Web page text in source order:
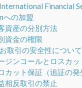
Financial
への加盟
資産の分別方法
資金の権限
取引の安全性につい
ジンコールとロスカッ
カット保証（追証の発
相反取引の禁止